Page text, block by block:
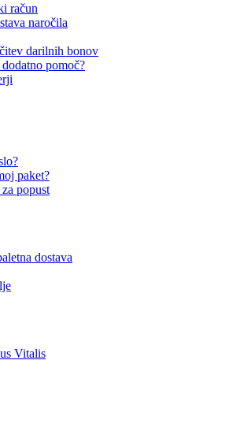
račun
naročila
darilnih bonov
pomoč?
paket?
popust
dostava
Vitalis